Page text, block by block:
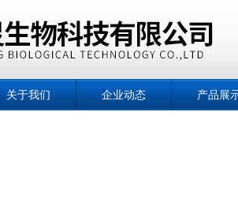
关于我们 企业动态 产品展